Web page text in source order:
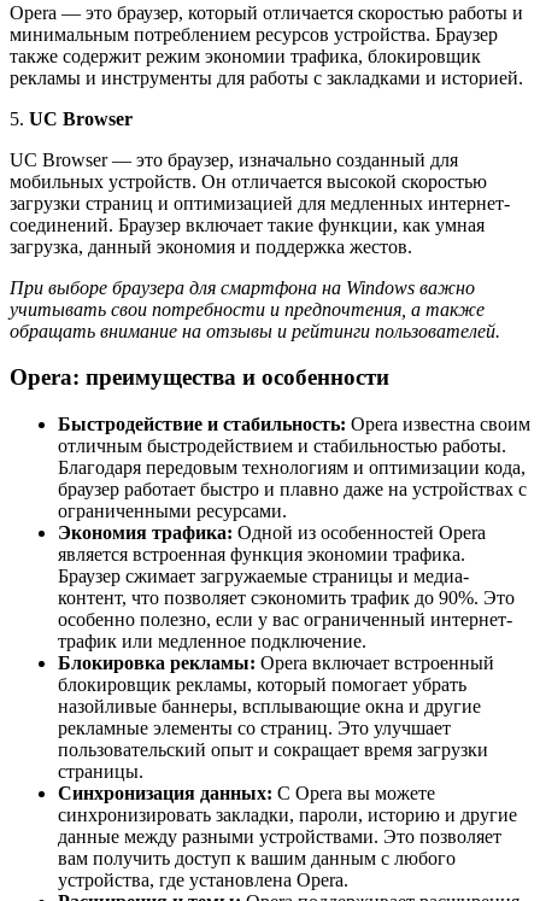
Opera — это браузер, который отличается скоростью работы и
минимальным потреблением ресурсов устройства. Браузер
также содержит режим экономии трафика, блокировщик
рекламы и инструменты для работы с закладками и историей.
5. UC Browser
UC Browser — это браузер, изначально созданный для
мобильных устройств. Он отличается высокой скоростью
загрузки страниц и оптимизацией для медленных интернет-
соединений. Браузер включает такие функции, как умная
загрузка, данный экономия и поддержка жестов.
При выборе браузера для смартфона на Windows важно
учитывать свои потребности и предпочтения, а также
обращать внимание на отзывы и рейтинги пользователей.
Opera: преимущества и особенности
Быстродействие и стабильность: Opera известна своим
отличным быстродействием и стабильностью работы.
Благодаря передовым технологиям и оптимизации кода,
браузер работает быстро и плавно даже на устройствах с
ограниченными ресурсами.
Экономия трафика: Одной из особенностей Opera
является встроенная функция экономии трафика.
Браузер сжимает загружаемые страницы и медиа-
контент, что позволяет сэкономить трафик до 90%. Это
особенно полезно, если у вас ограниченный интернет-
трафик или медленное подключение.
Блокировка рекламы: Opera включает встроенный
блокировщик рекламы, который помогает убрать
назойливые баннеры, всплывающие окна и другие
рекламные элементы со страниц. Это улучшает
пользовательский опыт и сокращает время загрузки
страницы.
Синхронизация данных: С Opera вы можете
синхронизировать закладки, пароли, историю и другие
данные между разными устройствами. Это позволяет
вам получить доступ к вашим данным с любого
устройства, где установлена Opera.